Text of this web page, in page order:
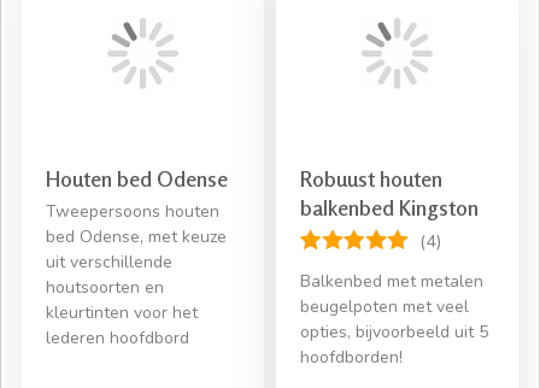
Houten bed Odense
Tweepersoons houten
bed Odense, met keuze
uit verschillende
houtsoorten en
kleurtinten voor het
lederen hoofdbord
Robuust houten
balkenbed Kingston
(4)
Balkenbed met metalen
beugelpoten met veel
opties, bijvoorbeeld uit 5
hoofdborden!